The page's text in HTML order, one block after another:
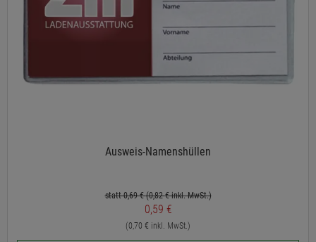
Ausweis-Namenshüllen
statt 0,69 €(0,82€ inkl. MwSt.)
0,59 €
(0,70 € inkl. MwSt.)